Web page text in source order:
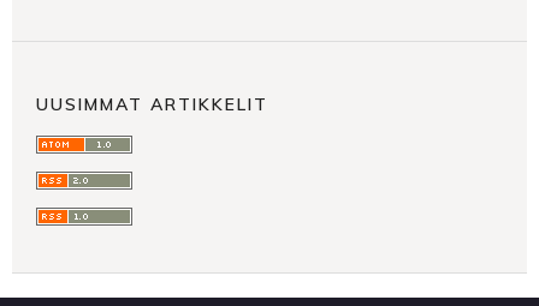
UUSIMMAT ARTIKKELIT